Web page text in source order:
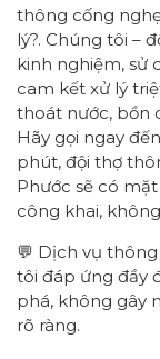
thông cống
lý?. Chúng tôi –
kinh nghiệm, sử
cam kết xử lý
thoát nước, bồn
Hãy gọi ngay
phút, đội thợ
Phước sẽ có
công khai,
💬 Dịch vụ
tôi đáp ứng đầy
phá, không gây
rõ ràng.